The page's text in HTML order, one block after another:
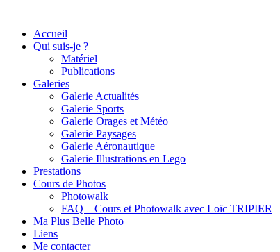
Accueil
Qui suis-je ?
Matériel
Publications
Galeries
Galerie Actualités
Galerie Sports
Galerie Orages et Météo
Galerie Paysages
Galerie Aéronautique
Galerie Illustrations en Lego
Prestations
Cours de Photos
Photowalk
FAQ – Cours et Photowalk avec Loïc TRIPIER
Ma Plus Belle Photo
Liens
Me contacter